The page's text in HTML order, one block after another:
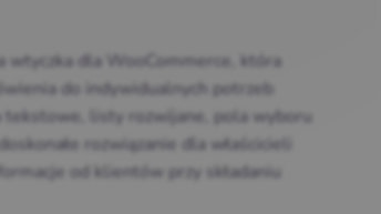
wtyczka dla WooCommerce, która
do indywidualnych potrzeb
tekstowe, listy rozwijane, pola wyboru
rozwiązanie dla właścicieli
od klientów przy składaniu